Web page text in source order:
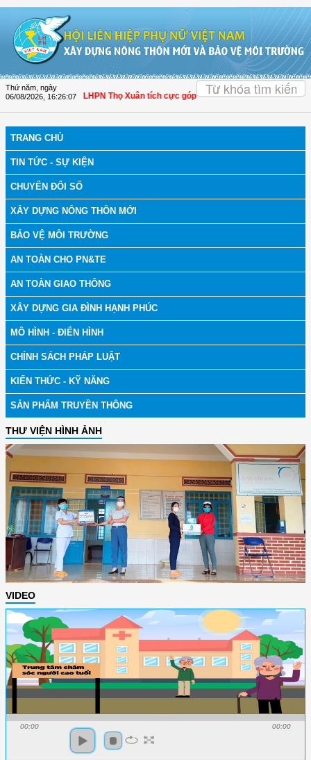
Thứ năm, ngày
06/08/2026 16:26:08
Hóa: Hội LHPN Thọ Xuân tích cực góp phần nâng cao tỷ lệ người dân
TRANG CHỦ
TIN TỨC - SỰ KIỆN
CHUYỂN ĐỔI SỐ
XÂY DỰNG NÔNG THÔN MỚI
BẢO VỆ MÔI TRƯỜNG
AN TOÀN CHO PN&TE
AN TOÀN GIAO THÔNG
XÂY DỰNG GIA ĐÌNH HẠNH PHÚC
MÔ HÌNH - ĐIỂN HÌNH
CHÍNH SÁCH PHÁP LUẬT
KIẾN THỨC - KỸ NĂNG
SẢN PHẨM TRUYỀN THÔNG
THƯ VIỆN HÌNH ẢNH
VIDEO
00:00 00:00
OK